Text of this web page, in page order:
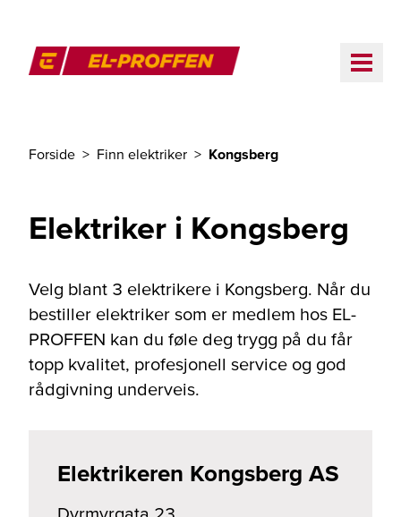
Forside Finn elektriker Kongsberg
Elektriker i Kongsberg
Velg blant 3 elektrikere i Kongsberg. Når du
bestiller elektriker som er medlem hos EL-
PROFFEN kan du føle deg trygg på du får
topp kvalitet, profesjonell service og god
rådgivning underveis.
Elektrikeren Kongsberg AS